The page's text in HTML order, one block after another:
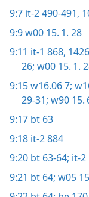
9:7 it-2 490-491,
9:9w00 15. 1. 28
9:11 it-1 868,
26; w00 15. 1.
9:15w16.06 7;
29-31; w90 15.
9:17 bt 63
9:18 it-2 884
9:20 bt 63-64; it-2
9:21 bt 64; w05